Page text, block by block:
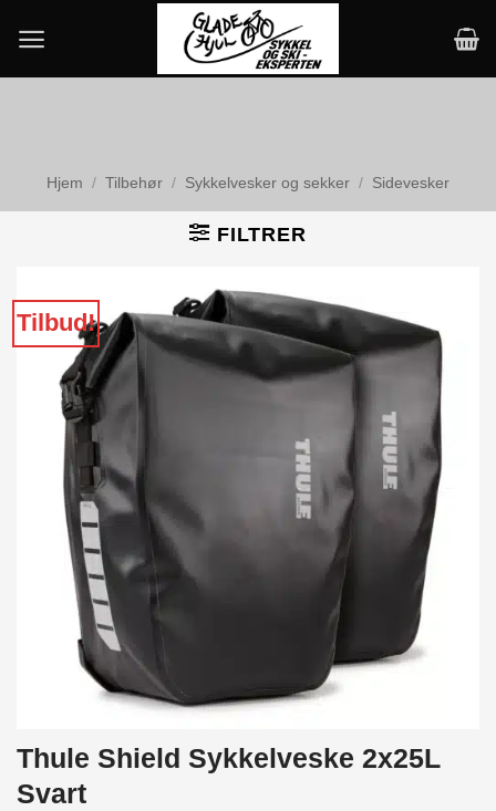
content
Hjem / Tilbehør / Sykkelvesker og sekker / Sidevesker
FILTRER
Tilbud!
Thule Shield Sykkelveske 2x25L
Svart